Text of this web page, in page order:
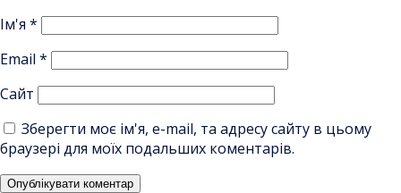
Ім'я *
Email *
Сайт
Зберегти моє ім'я, e-mail, та адресу сайту в цьому
браузері для моїх подальших коментарів.